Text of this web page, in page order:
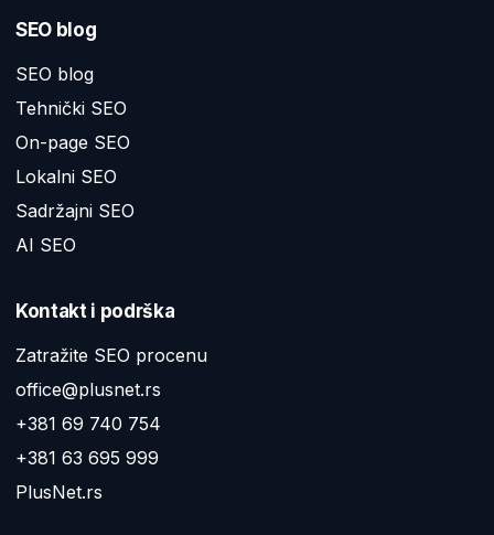
SEO blog
SEO blog
Tehnički SEO
On-page SEO
Lokalni SEO
Sadržajni SEO
AI SEO
Kontakt i podrška
Zatražite SEO procenu
office@plusnet.rs
+381 69 740 754
+381 63 695 999
PlusNet.rs